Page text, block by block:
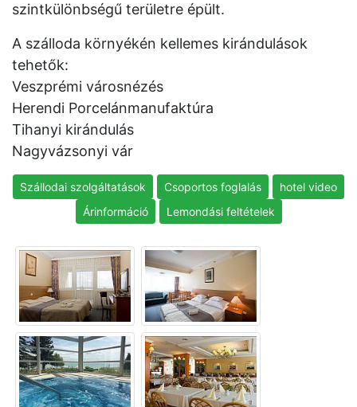
szintkülönbségű területre épült.
A szálloda környékén kellemes kirándulások
tehetők:
Veszprémi városnézés
Herendi Porcelánmanufaktúra
Tihanyi kirándulás
Nagyvázsonyi vár
Szállodai szolgáltatások Csoportos foglalás
hotel video
Árinformáció
Lemondási feltételek